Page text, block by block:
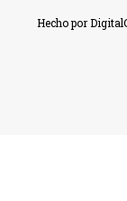
Hecho por